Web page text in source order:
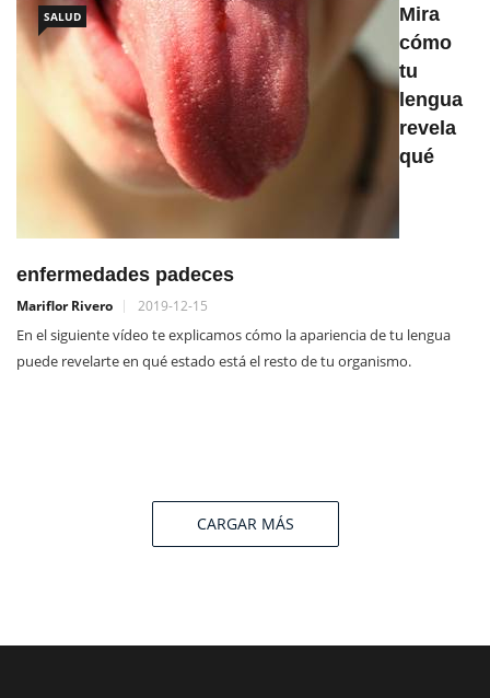
SALUD
Mira
cómo
tu
lengua
revela
qué
enfermedades padeces
Mariflor Rivero 2019-12-15
En el siguiente vídeo te explicamos cómo la apariencia de tu lengua
puede revelarte en qué estado está el resto de tu organismo.
CARGAR MÁS